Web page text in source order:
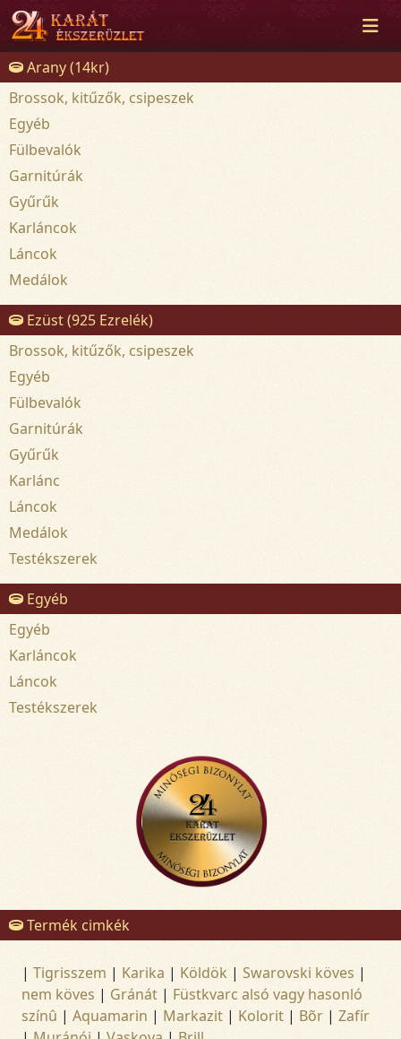
Arany (14kr)
Brossok, kitűzők, csipeszek
Egyéb
Fülbevalók
Garnitúrák
Gyűrűk
Karláncok
Láncok
Medálok
Ezüst (925 Ezrelék)
Brossok, kitűzők, csipeszek
Egyéb
Fülbevalók
Garnitúrák
Gyűrűk
Karlánc
Láncok
Medálok
Testékszerek
Egyéb
Egyéb
Karláncok
Láncok
Testékszerek
Termék cimkék
| Tigrisszem | Karika | Köldök | Swarovski köves |
nem köves | Gránát | Füstkvarc alsó vagy hasonló
színû | Aquamarin | Markazit | Kolorit | Bõr | Zafír